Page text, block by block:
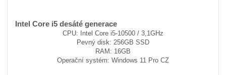
Intel Core i5 desáté generace
CPU: Intel Core i5-10500 / 3,1GHz
Pevný disk: 256GB SSD
RAM: 16GB
Operační systém: Windows 11 Pro CZ